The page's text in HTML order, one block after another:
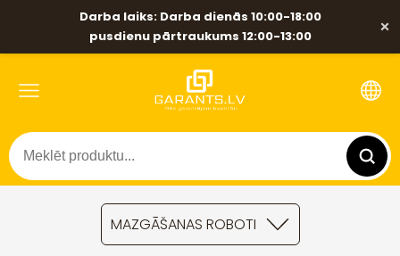
Darba laiks: Darba dienās 10:00-18:00
pusdienu pārtraukums 12:00-13:00
×
MAZGĀŠANAS ROBOTI